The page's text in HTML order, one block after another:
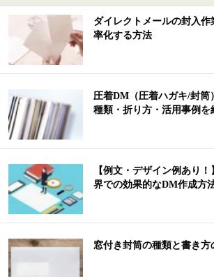
ダイレクトメールの封入
率化する方法
圧着DM（圧着ハガキ/封筒
種類・折り方・活用事例を
【例文・デザイン例あり
界での効果的なDM作成方
窓付き封筒の種類と書き方